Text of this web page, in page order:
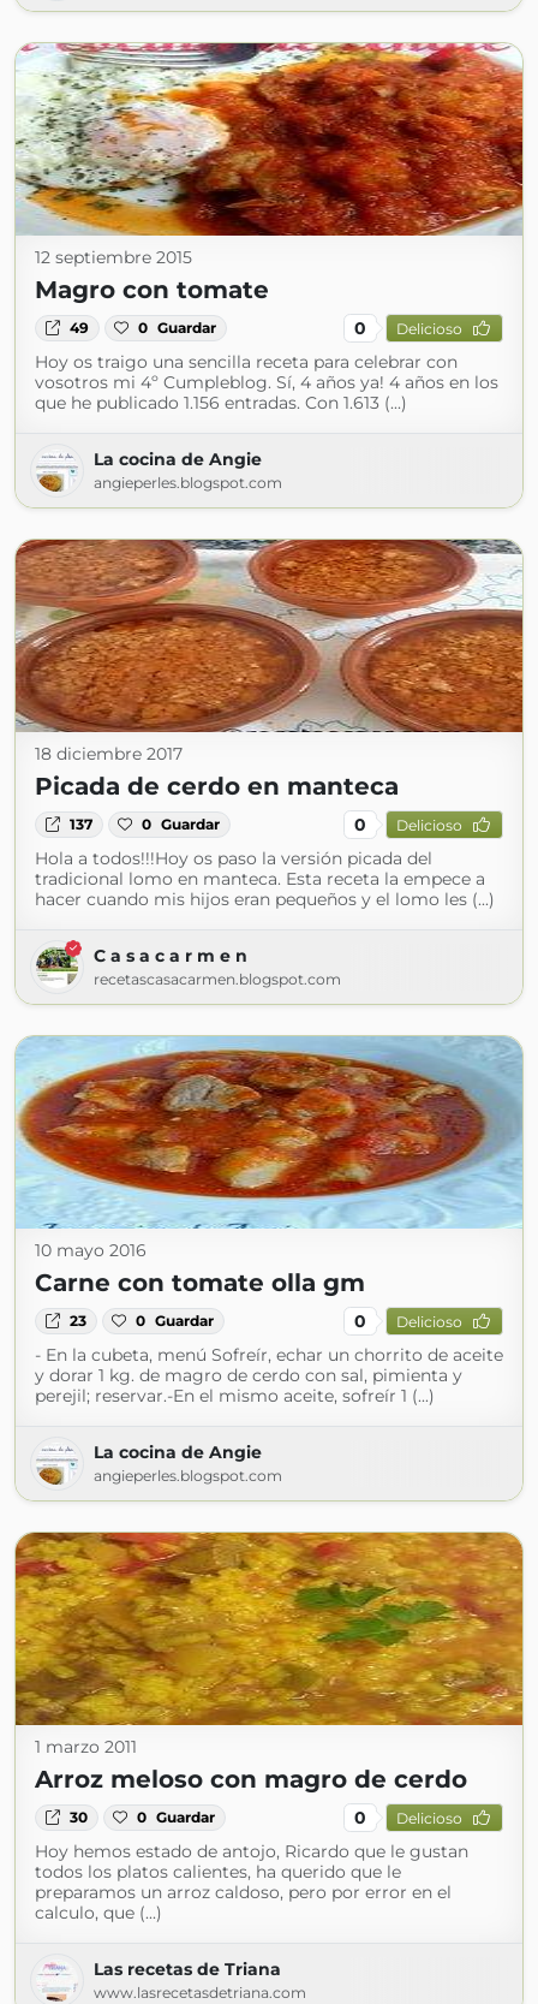
12 septiembre 2015
Magro con tomate
49 0 Guardar 0 Delicioso
Hoy os traigo una sencilla receta para celebrar con
vosotros mi 4º Cumpleblog. Sí, 4 años ya! 4 años en los
que he publicado 1.156 entradas. Con 1.613 (...)
La cocina de Angie
angieperles.blogspot.com
18 diciembre 2017
Picada de cerdo en manteca
137 0 Guardar 0 Delicioso
Hola a todos!!!Hoy os paso la versión picada del
tradicional lomo en manteca. Esta receta la empece a
hacer cuando mis hijos eran pequeños y el lomo les (...)
C a s a c a r m e n
recetascasacarmen.blogspot.com
10 mayo 2016
Carne con tomate olla gm
23 0 Guardar 0 Delicioso
- En la cubeta, menú Sofreír, echar un chorrito de aceite
y dorar 1 kg. de magro de cerdo con sal, pimienta y
perejil; reservar.-En el mismo aceite, sofreír 1 (...)
La cocina de Angie
angieperles.blogspot.com
1 marzo 2011
Arroz meloso con magro de cerdo
30 0 Guardar 0 Delicioso
Hoy hemos estado de antojo, Ricardo que le gustan
todos los platos calientes, ha querido que le
preparamos un arroz caldoso, pero por error en el
calculo, que (...)
Las recetas de Triana
www.lasrecetasdetriana.com